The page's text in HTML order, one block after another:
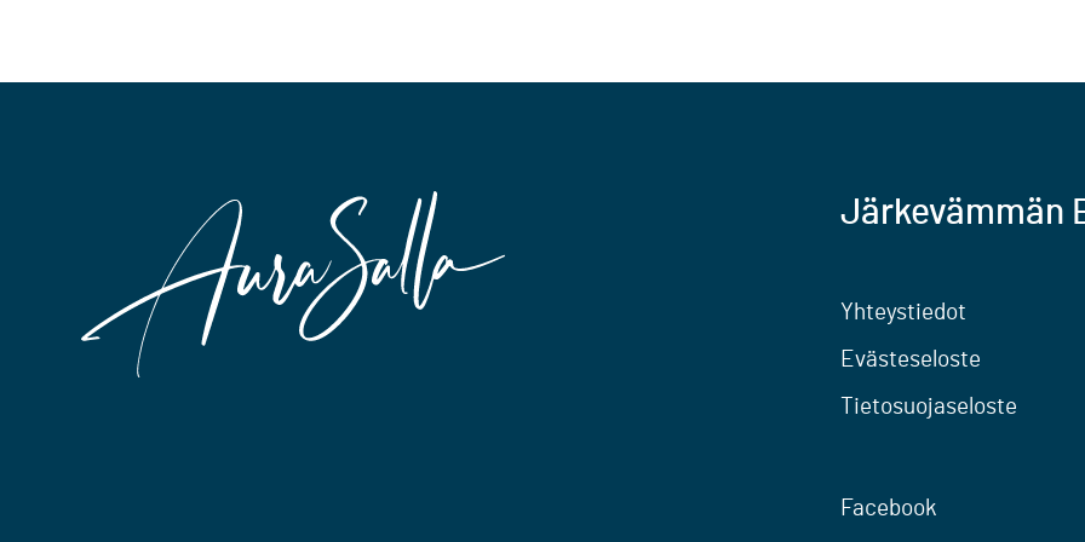
Järkevämmän
Yhteystiedot
Evästeseloste
Tietosuojaseloste
Facebook